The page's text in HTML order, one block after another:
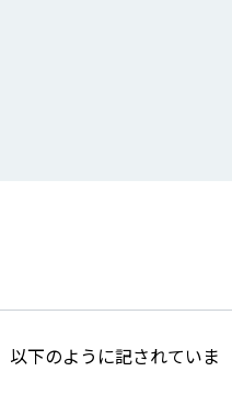
以下のように記されていま